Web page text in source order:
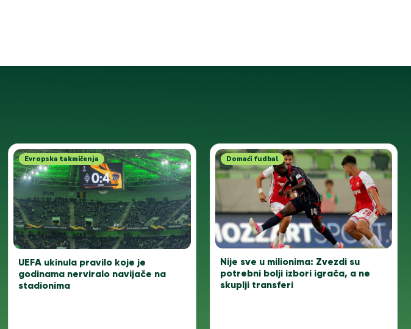
Evropska takmičenja
UEFA ukinula pravilo koje je
godinama nerviralo navijače na
stadionima
Domaći fudbal
Nije sve u milionima: Zvezdi su
potrebni bolji izbori igrača, a ne
skuplji transferi